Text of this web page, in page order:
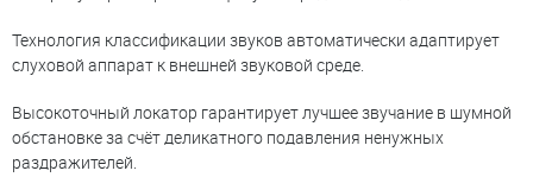
Технология классификации звуков автоматически адаптирует
слуховой аппарат к внешней звуковой среде.
Высокоточный локатор гарантирует лучшее звучание в шумной
обстановке за счёт деликатного подавления ненужных
раздражителей.